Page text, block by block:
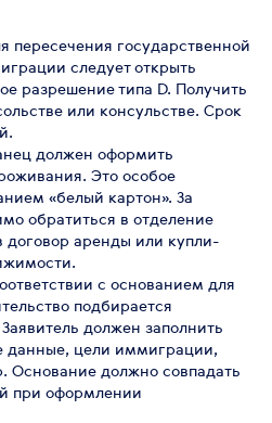
пересечения государственной
следует открыть
разрешение типа D. Получить
или консульстве. Срок
должен оформить
Это особое
«белый картон». За
обратиться в отделение
договор аренды или купли-
с основанием для
подбирается
должен заполнить
данные, цели иммиграции,
Основание должно совпадать
при оформлении